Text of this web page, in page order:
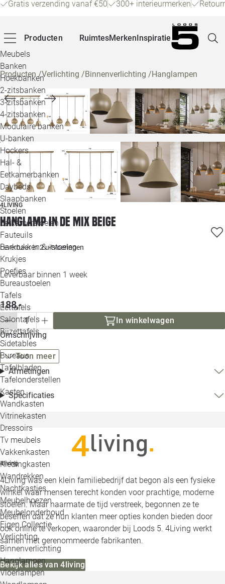
Gratis verzending vanaf €50 300+ interieurmerken
Producten
Meubels
Banken
Hoekbanken
2-zitsbanken
3-zitsbanken
4-zitsbanken
Modulaire banken
U-banken
Hockers
Hal- &
Eetkamerbanken
Daybeds
Slaapbanken
Stoelen
Eetkamerstoelen
Fauteuils
Barkrukken & -stoelen
Krukjes
Poefjes
Bureaustoelen
Tafels
Eettafels
Salontafels
Bijzettafels
Sidetables
Bureaus
Tafelbladen
Tafelonderstellen
Kasten
Wandkasten
Vitrinekasten
Dressoirs
Tv meubels
Vakkenkasten
Kledingkasten
Wandrekken
Nachtkastjes
Meubelhoezen
Meubelonderhoud
Eigen Collectie
Verlichting
Binnenverlichting
Hanglampen
Vloerlampen
RuimtesMerkenInspiratie
Alle
Producten/Verlichting /Binnenverlichting /Hanglampen
4LIVING
Hanglamp in de Mix beige
Leverbaar in2 uitvoeringen
Leverbaar binnen 1 week
188,-
In winkelwagen
Omschrijving
Toon meer
Afmetingen
Specificaties
4living
4Living was een klein familiebedrijf dat begon als een fysieke
winkel waar mensen terecht konden voor prachtige, moderne
stoelen. Maar naarmate de tijd verstreek, begonnen ze te
beseffen dat ze hun klanten meer opties konden bieden door
ook online te verkopen, waaronder bij Loods 5. 4Living werkt
samen met gerenommeerde fabrikanten.
Bekijk alles van 4living